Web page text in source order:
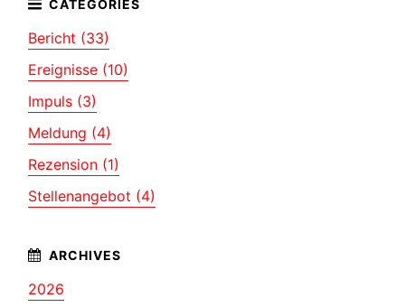
Bericht (33)
Ereignisse (10)
Impuls (3)
Meldung (4)
Rezension (1)
Stellenangebot (4)
2026